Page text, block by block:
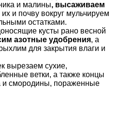
и малины, высаживаем
и почву вокруг мульчируем
остатками.
кусты рано весной
азотные удобрения, а
для закрытия влаги и
вырезаем сухие,
ветки, а также концы
и смородины, пораженные